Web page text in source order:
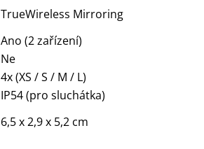
TrueWireless Mirroring
Ano (2 zařízení)
Ne
4x (XS / S / M / L)
IP54 (pro sluchátka)
6,5 x 2,9 x 5,2 cm